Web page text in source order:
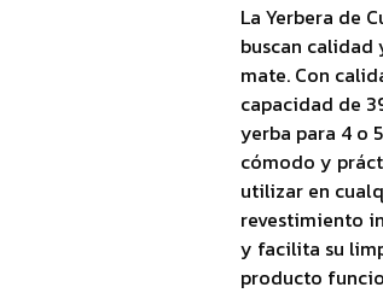
La Yerbera de
buscan
mate. Con
capacidad de
yerba para 4 o
cómodo y
utilizar en
revestimiento
y facilita su
producto